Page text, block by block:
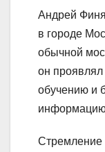
Андрей
в городе
обычной
он проявлял
обучению и
Стремление